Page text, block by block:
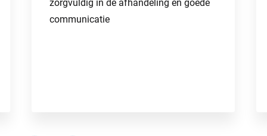
zorgvuldig in de afhandeling en goede
communicatie